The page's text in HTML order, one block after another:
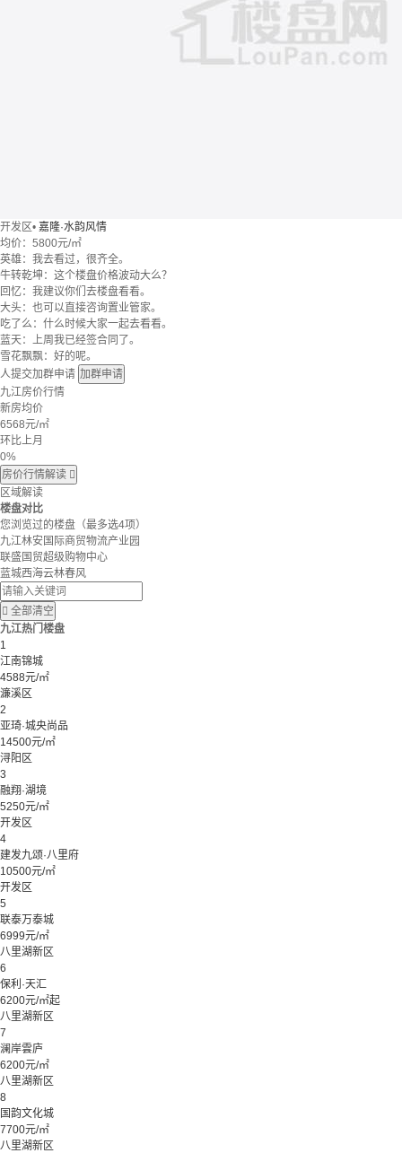
开发区• 嘉隆·水韵风情
均价： 5800元/㎡
英雄：我去看过，很齐全。
牛转乾坤：这个楼盘价格波动大么？
回忆：我建议你们去楼盘看看。
大头：也可以直接咨询置业管家。
吃了么：什么时候大家一起去看看。
蓝天：上周我已经签合同了。
雪花飘飘：好的呢。
人提交加群申请 加群申请
九江房价行情
新房均价
6568元/㎡
环比上月
0%
房价行情解读 
区域解读
楼盘对比
您浏览过的楼盘 （最多选4项）
九江林安国际商贸物流产业园
联盛国贸超级购物中心
蓝城西海云林春风
 全部清空
九江热门楼盘
1
江南锦城
4588元/㎡
濂溪区
2
亚琦·城央尚品
14500元/㎡
浔阳区
3
融翔·湖境
5250元/㎡
开发区
4
建发九颂·八里府
10500元/㎡
开发区
5
联泰万泰城
6999元/㎡
八里湖新区
6
保利·天汇
6200元/㎡起
八里湖新区
7
澜岸雲庐
6200元/㎡
八里湖新区
8
国韵文化城
7700元/㎡
八里湖新区